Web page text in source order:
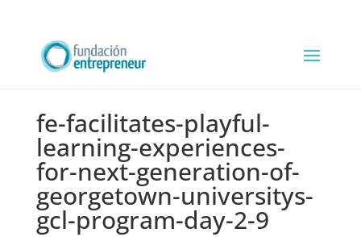
fe-facilitates-playful-
learning-experiences-
for-next-generation-of-
georgetown-universitys-
gcl-program-day-2-9